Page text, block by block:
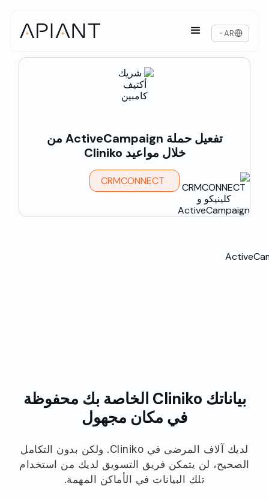
AR
تفعيل حملة ActiveCampaign من
خلال مواعيد Cliniko
CRMCONNECT
بياناتك Cliniko الخاصة بك محفوظة
في مكان مجهول
لديك آلاف المرضى في Cliniko. ولكن بدون التكامل
الصحيح، لن يتمكن فريق التسويق لديك من استخدام
تلك البيانات في الأماكن المهمة.